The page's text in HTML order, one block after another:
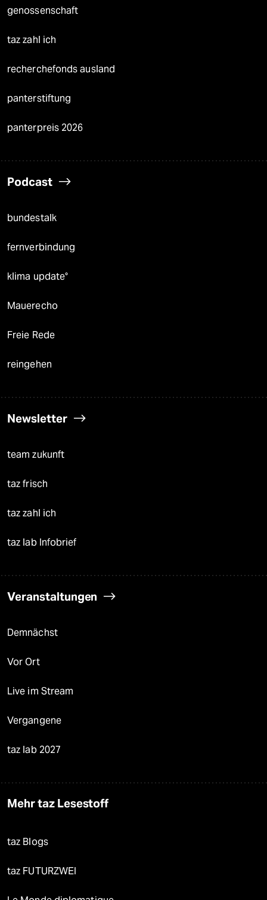
genossenschaft
taz zahl ich
recherchefonds ausland
panterstiftung
panterpreis 2026
Podcast
bundestalk
fernverbindung
klima update°
Mauerecho
Freie Rede
reingehen
Newsletter
team zukunft
taz frisch
taz zahl ich
taz lab Infobrief
Veranstaltungen
Demnächst
Vor Ort
Live im Stream
Vergangene
taz lab 2027
Mehr taz Lesestoff
taz Blogs
taz FUTURZWEI